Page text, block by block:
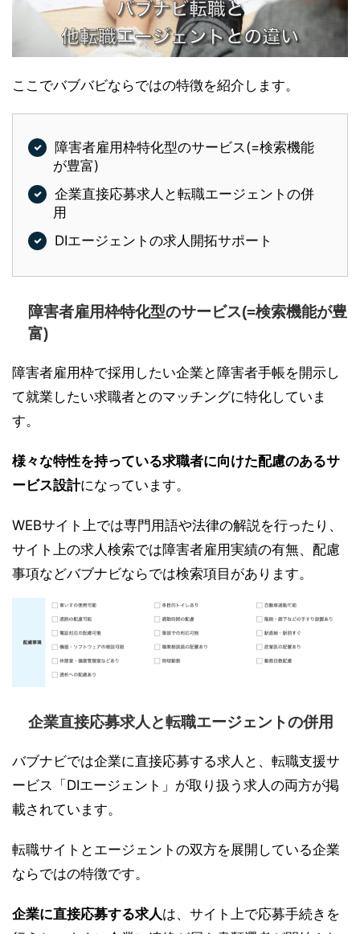
ここでバブバビならではの特徴を紹介します。
障害者雇用枠特化型のサービス(=検索機能
が豊富)
企業直接応募求人と転職エージェントの併
用
DIエージェントの求人開拓サポート
障害者雇用枠特化型のサービス(=検索機能が豊
富)
障害者雇用枠で採用したい企業と障害者手帳を開示し
て就業したい求職者とのマッチングに特化していま
す。
様々な特性を持っている求職者に向けた配慮のあるサ
ービス設計になっています。
WEBサイト上では専門用語や法律の解説を行ったり、
サイト上の求人検索では障害者雇用実績の有無、配慮
事項などバブナビならでは検索項目があります。
企業直接応募求人と転職エージェントの併用
バブナビでは企業に直接応募する求人と、転職支援サ
ービス「DIエージェント」が取り扱う求人の両方が掲
載されています。
転職サイトとエージェントの双方を展開している企業
ならではの特徴です。
企業に直接応募する求人は、サイト上で応募手続きを